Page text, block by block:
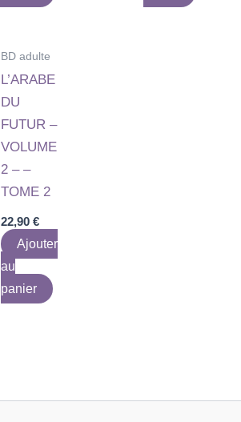
BD adulte
L’ARABE
DU
FUTUR –
VOLUME
2 – –
TOME 2
22,90€
Ajouter
au
panier